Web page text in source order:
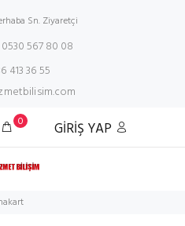
Sn. Ziyaretçi
567 80 08
413 36 55
0 GİRİŞ YAP